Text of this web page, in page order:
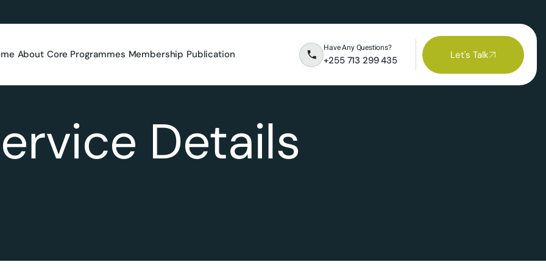
About Core Programmes Membership Publication +255 713 299 435
Have Any Questions?
Let's Talk
Details